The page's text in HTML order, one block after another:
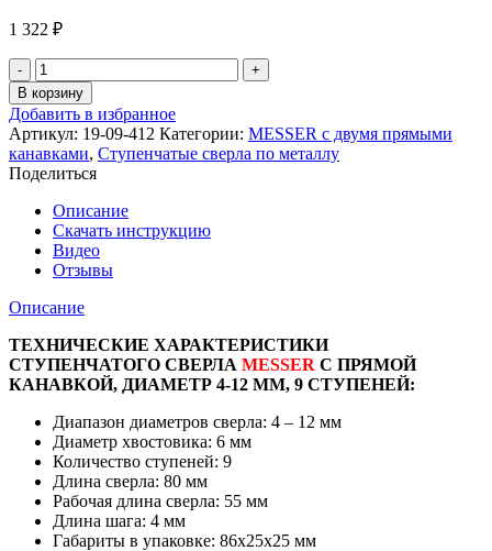
1 322 ₽
Количество
товара
Ступенчатое
сверло
MESSER
с
прямой
канавкой.
Диаметр
4-
12мм.
Ступеней
9.
В корзину
Добавить в избранное
Артикул: 19-09-412 Категории: MESSER с двумя прямыми
канавками, Ступенчатые сверла по металлу
Поделиться
Описание
Скачать инструкцию
Видео
Отзывы
Описание
ТЕХНИЧЕСКИЕ ХАРАКТЕРИСТИКИ
СТУПЕНЧАТОГО СВЕРЛА MESSER С ПРЯМОЙ
КАНАВКОЙ, ДИАМЕТР 4-12 ММ, 9 СТУПЕНЕЙ:
Диапазон диаметров сверла: 4 – 12 мм
Диаметр хвостовика: 6 мм
Количество ступеней: 9
Длина сверла: 80 мм
Рабочая длина сверла: 55 мм
Длина шага: 4 мм
Габариты в упаковке: 86х25х25 мм